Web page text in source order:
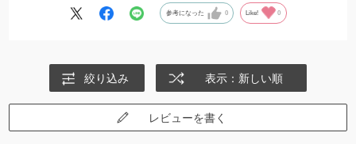
参考になった 0 Like! 0
絞り込み 表示：新しい順
レビューを書く